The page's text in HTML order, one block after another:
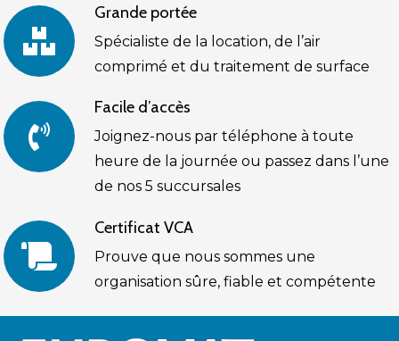
Grande portée
Spécialiste de la location, de l’air
comprimé et du traitement de surface
Facile d’accès
Joignez-nous par téléphone à toute
heure de la journée ou passez dans l’une
de nos 5 succursales
Certificat VCA
Prouve que nous sommes une
organisation sûre, fiable et compétente